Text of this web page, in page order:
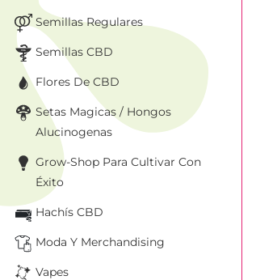
Semillas Regulares
Semillas CBD
Flores De CBD
Setas Magicas / Hongos
Alucinogenas
Grow-Shop Para Cultivar Con
Éxito
Hachís CBD
Moda Y Merchandising
Vapes